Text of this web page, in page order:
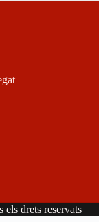
drets reservats